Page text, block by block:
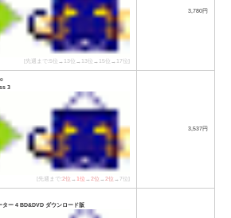
[先週まで:5位→13位→13位→15位→17位]
3,780円
3
[先週まで:2位 →1位 →2位 →2位 →7位]
3,537円
ター 4 BD&DVD ダウンロード版